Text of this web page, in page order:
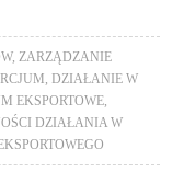
, ZARZĄDZANIE
DZIAŁANIE W
EKSPORTOWE
DZIAŁANIA W